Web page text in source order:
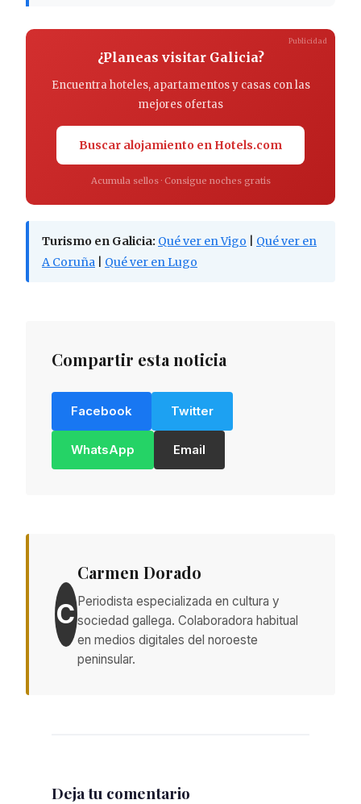
¿Planeas visitar Galicia?
Encuentra hoteles, apartamentos y casas con las
mejores ofertas
Buscar alojamiento en Hotels.com
Acumula sellos · Consigue noches gratis
Publicidad
Turismo en Galicia: Qué ver en Vigo
Qué ver en
A Coruña
Qué ver en Lugo
Compartir esta noticia
Facebook Twitter
WhatsApp Email
C
Carmen Dorado
Periodista especializada en cultura y
sociedad gallega. Colaboradora habitual
en medios digitales del noroeste
peninsular.
Deja tu comentario